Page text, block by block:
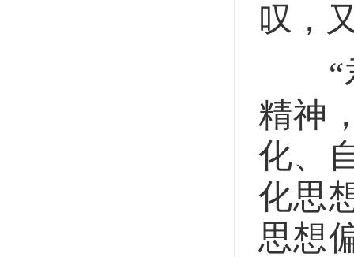
叹，
“君
精神
化、
化思
思想